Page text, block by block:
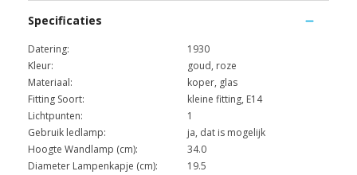
Specificaties
Datering:
1930
Kleur:
goud, roze
Materiaal:
koper, glas
Fitting Soort:
kleine fitting, E14
Lichtpunten:
1
Gebruik ledlamp:
ja, dat is mogelijk
Hoogte Wandlamp (cm):
34.0
Diameter Lampenkapje (cm):
19.5